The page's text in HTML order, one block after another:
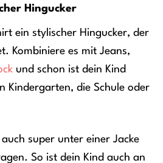
Hingucker
ein stylischer Hingucker, der
Kombiniere es mit Jeans,
und schon ist dein Kind
Kindergarten, die Schule oder
super unter einer Jacke
So ist dein Kind auch an